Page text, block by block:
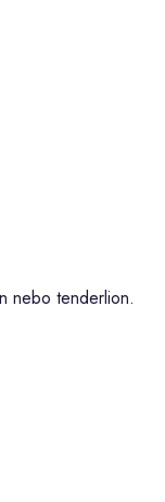
nebo tenderlion.